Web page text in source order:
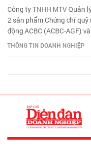
Công ty TNHH MTV Quản
2 sản phẩm Chứng chỉ
động ACBC (ACBC-AGF)
(ACBC-BGF).
THÔNG TIN DOANH NGHIỆP